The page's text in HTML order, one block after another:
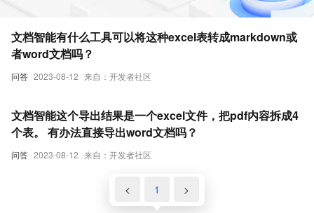
问答 2023-08-12 来自：开发者社区
文档智能有什么工具可以将这种excel表转成markdown或
者word文档吗？
问答 2023-08-12 来自：开发者社区
文档智能这个导出结果是一个excel文件，把pdf内容拆成4
个表。 有办法直接导出word文档吗？
< 1 >